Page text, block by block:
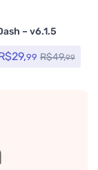
– v6.1.5
29,99 R$49,99